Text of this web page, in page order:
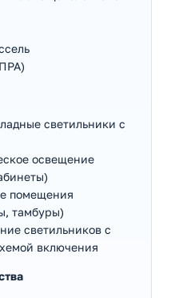
светильники с
освещение
помещения
тамбуры)
светильников с
включения